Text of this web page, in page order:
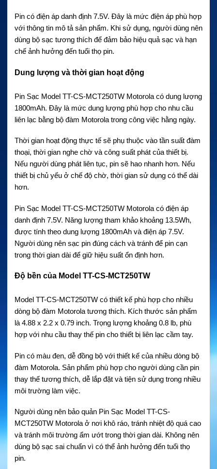
Pin có điện áp danh định 7.5V. Đây là mức điện áp phù hợp
với thông tin mô tả sản phẩm. Khi sử dụng, người dùng nên
dùng bộ sạc tương thích để đảm bảo hiệu quả sạc và hạn
chế ảnh hưởng đến tuổi thọ pin.
Dung lượng và thời gian hoạt động
Pin Sạc Model TT-CS-MCT250TW Motorola có dung lượng
1800mAh. Đây là mức dung lượng phù hợp cho nhu cầu
liên lạc bằng bộ đàm Motorola trong công việc hằng ngày.
Thời gian hoạt động thực tế sẽ phụ thuộc vào tần suất đàm
thoại, thời gian nghe chờ và công suất phát của thiết bị.
Nếu người dùng phát liên tục, pin sẽ hao nhanh hơn. Nếu
thiết bị chủ yếu ở chế độ chờ, thời gian sử dụng có thể dài
hơn.
Pin Sạc Model TT-CS-MCT250TW Motorola có điện áp
danh định 7.5V. Năng lượng tham khảo khoảng 13.5Wh,
được tính theo dung lượng 1800mAh và điện áp 7.5V.
Người dùng nên sạc pin đúng cách và tránh để pin cạn
trong thời gian dài để giữ hiệu suất ổn định hơn.
Độ bền của Model TT-CS-MCT250TW
Model TT-CS-MCT250TW có thiết kế phù hợp cho nhiều
dòng bộ đàm Motorola tương thích. Kích thước sản phẩm
là 4.88 x 2.2 x 0.79 inch. Trọng lượng khoảng 0.8 lb, phù
hợp với nhu cầu thay thế pin cho thiết bị liên lạc cầm tay.
Pin có màu đen, dễ đồng bộ với thiết kế của nhiều dòng bộ
đàm Motorola. Sản phẩm phù hợp cho người dùng cần pin
thay thế tương thích, dễ lắp đặt và tiện sử dụng trong nhiều
môi trường làm việc.
Người dùng nên bảo quản Pin Sạc Model TT-CS-
MCT250TW Motorola ở nơi khô ráo, tránh nhiệt độ quá cao
và tránh môi trường ẩm ướt trong thời gian dài. Không nên
dùng bộ sạc sai chuẩn vì có thể ảnh hưởng đến tuổi thọ
pin.